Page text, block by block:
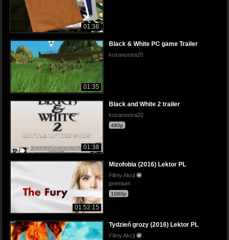
01:36
01:35
Black & White PC game Trailer
kozanostra20
01:38
Black and White 2 trailer
kozanostra20
480p
01:52:15
Mizofobia (2016) Lektor PL
Filmy Akcji
premium
1080p
Tydzień grozy (2016) Lektor PL
Filmy Akcji